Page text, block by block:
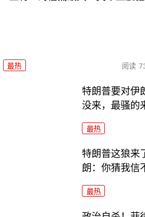
最热 阅读
特朗普要对伊
没来，最骚的
最热
特朗普这狼来
朗：你猜我信
最热